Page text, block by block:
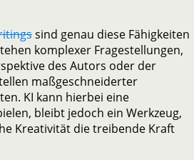
sind genau diese Fähigkeiten
komplexer Fragestellungen,
des Autors oder der
maßgeschneiderter
KI kann hierbei eine
bleibt jedoch ein Werkzeug,
Kreativität die treibende Kraft